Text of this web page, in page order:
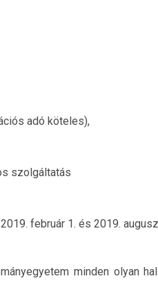
adó köteles),
szolgáltatás
február 1. és 2019.
minden olyan